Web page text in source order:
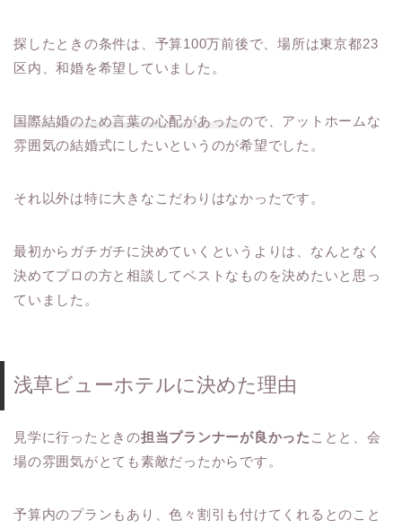
探したときの条件は、予算100万前後で、場所は東京都23
区内、和婚を希望していました。
国際結婚のため言葉の心配があったので、アットホームな
雰囲気の結婚式にしたいというのが希望でした。
それ以外は特に大きなこだわりはなかったです。
最初からガチガチに決めていくというよりは、なんとなく
決めてプロの方と相談してベストなものを決めたいと思っ
ていました。
浅草ビューホテルに決めた理由
見学に行ったときの担当プランナーが良かった ことと、会
場の雰囲気がとても素敵だったからです。
予算内のプランもあり、色々割引も付けてくれるとのこと